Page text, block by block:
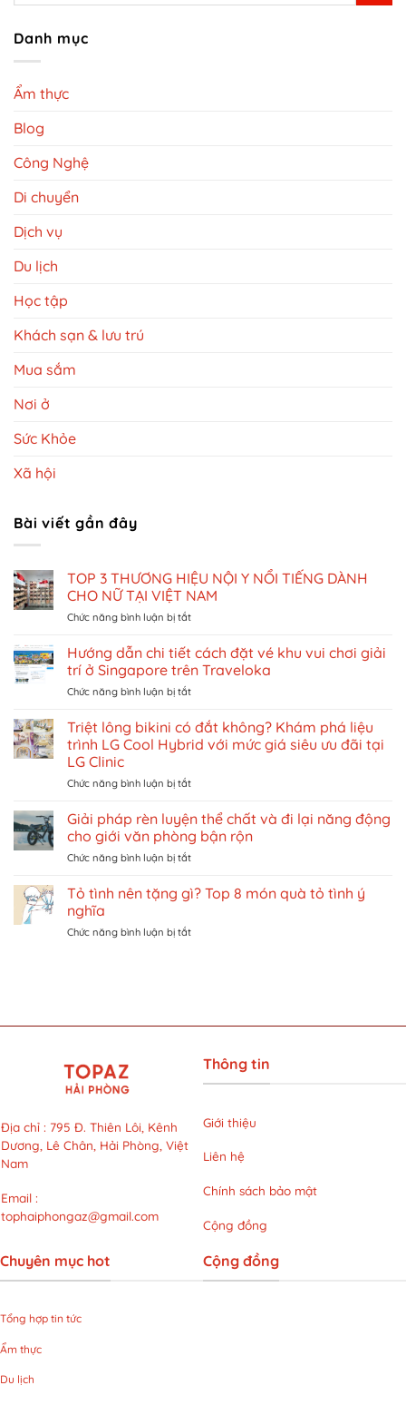
Danh mục
Ẩm thực
Blog
Công Nghệ
Di chuyển
Dịch vụ
Du lịch
Học tập
Khách sạn & lưu trú
Mua sắm
Nơi ở
Sức Khỏe
Xã hội
Bài viết gần đây
TOP 3 THƯƠNG HIỆU NỘI Y NỔI TIẾNG DÀNH
CHO NỮ TẠI VIỆT NAM
Chức năng bình luận bị tắtở
THƯƠNG
HIỆU
NỘI
NỔI
TIẾNG
NỮ
VIỆT
NAM
Hướng dẫn chi tiết cách đặt vé khu vui chơi giải
trí ở Singapore trên Traveloka
Chức năng bình luận bị tắtở
dẫn
chi
tiết
đặt
khu
vui
chơi
giải
ở
Traveloka
Triệt lông bikini có đắt không? Khám phá liệu
trình LG Cool Hybrid với mức giá siêu ưu đãi tại
LG Clinic
Chức năng bình luận bị tắtở
lông
bikini
có
đắt
Khám
trình
giá
Clinic
Giải pháp rèn luyện thể chất và đi lại năng động
cho giới văn phòng bận rộn
Chức năng bình luận bị tắtở
pháp
thể
động
giới
văn
phòng
rộn
Tỏ tình nên tặng gì? Top 8 món quà tỏ tình ý
nghĩa
Chức năng bình luận bị tắtở
Top
quà
nghĩa
Địa chỉ : 795 Đ. Thiên Lôi, Kênh
Dương, Lê Chân, Hải Phòng, Việt
Nam
Email :
tophaiphongaz@gmail.com
Thông tin
Giới thiệu
Liên hệ
Chính sách bảo mật
Cộng đồng
Chuyên mục hot
Tổng hợp tin tức
Ẩm thực
Du lịch
Cộng đồng